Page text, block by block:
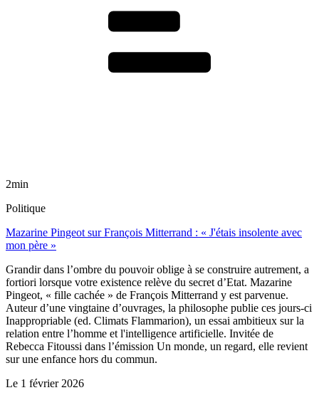
2min
Politique
Mazarine Pingeot sur François Mitterrand : « J'étais insolente avec
mon père »
Grandir dans l’ombre du pouvoir oblige à se construire autrement, a
fortiori lorsque votre existence relève du secret d’Etat. Mazarine
Pingeot, « fille cachée » de François Mitterrand y est parvenue.
Auteur d’une vingtaine d’ouvrages, la philosophe publie ces jours-ci
Inappropriable (ed. Climats Flammarion), un essai ambitieux sur la
relation entre l’homme et l'intelligence artificielle. Invitée de
Rebecca Fitoussi dans l’émission Un monde, un regard, elle revient
sur une enfance hors du commun.
Le 1 février 2026